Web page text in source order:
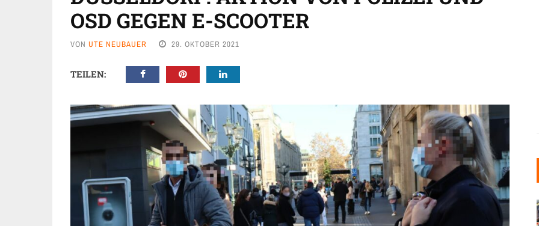
OSD GEGEN E-SCOOTER
VON UTE NEUBAUER 29. OKTOBER 2021
TEILEN: